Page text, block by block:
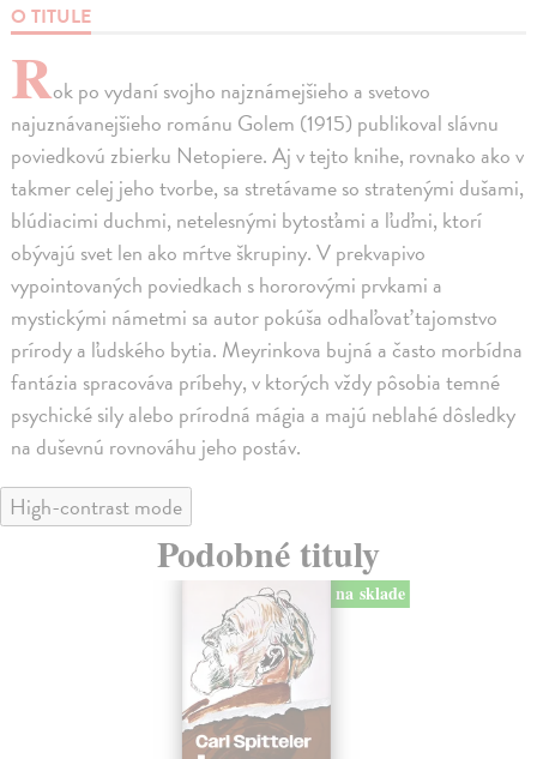
O TITULE
Rok po vydaní svojho najznámejšieho a svetovo
najuznávanejšieho románu Golem (1915) publikoval slávnu
poviedkovú zbierku Netopiere. Aj v tejto knihe, rovnako ako v
takmer celej jeho tvorbe, sa stretávame so stratenými dušami,
blúdiacimi duchmi, netelesnými bytosťami a ľuďmi, ktorí
obývajú svet len ako mŕtve škrupiny. V prekvapivo
vypointovaných poviedkach s hororovými prvkami a
mystickými námetmi sa autor pokúša odhaľovať tajomstvo
prírody a ľudského bytia. Meyrinkova bujná a často morbídna
fantázia spracováva príbehy, v ktorých vždy pôsobia temné
psychické sily alebo prírodná mágia a majú neblahé dôsledky
na duševnú rovnováhu jeho postáv.
High-contrast mode
Podobné tituly
na sklade